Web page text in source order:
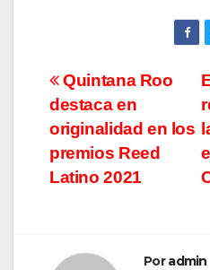
Navegación
de
entradas
Quintana Roo
destaca en
originalidad en los
premios Reed
Latino 2021
Poradmin